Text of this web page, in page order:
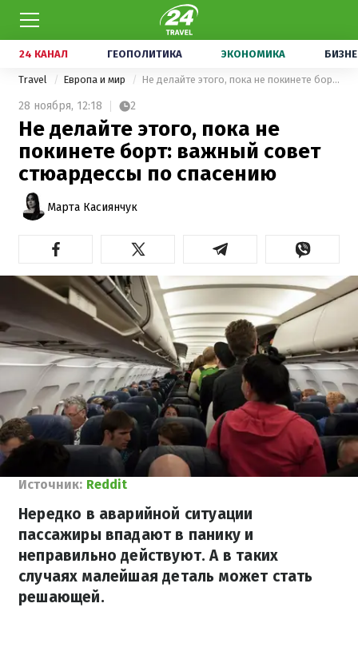
24 КАНАЛ ГЕОПОЛИТИКА ЭКОНОМИКА
Travel Европа и мир Не делайте этого, пока не покинете борт: важный совет стюардессы по спасению
28 ноября, 12:18 2
Не делайте этого, пока не
покинете борт: важный совет
стюардессы по спасению
Марта Касиянчук
Источник: Reddit
Нередко в аварийной ситуации
пассажиры впадают в панику и
неправильно действуют. А в таких
случаях малейшая деталь может стать
решающей.